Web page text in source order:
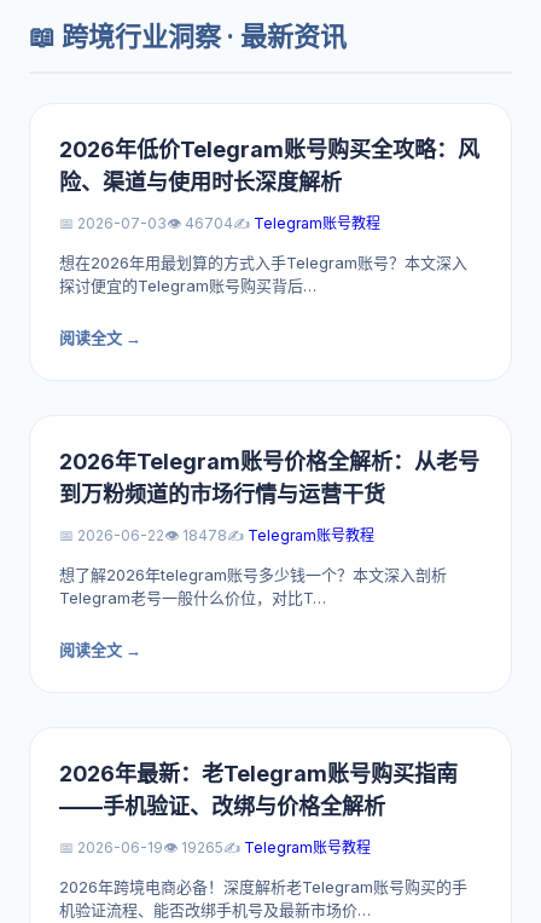
📖 跨境行业洞察 · 最新资讯
2026年低价Telegram账号购买全攻略：风
险、渠道与使用时长深度解析
📅 2026-07-03👁️ 46704✍️ Telegram账号教程
想在2026年用最划算的方式入手Telegram账号？本文深入
探讨便宜的Telegram账号购买背后…
阅读全文 →
2026年Telegram账号价格全解析：从老号
到万粉频道的市场行情与运营干货
📅 2026-06-22👁️ 18478✍️ Telegram账号教程
想了解2026年telegram账号多少钱一个？本文深入剖析
Telegram老号一般什么价位，对比T…
阅读全文 →
2026年最新：老Telegram账号购买指南
——手机验证、改绑与价格全解析
📅 2026-06-19👁️ 19265✍️ Telegram账号教程
2026年跨境电商必备！深度解析老Telegram账号购买的手
机验证流程、能否改绑手机号及最新市场价…